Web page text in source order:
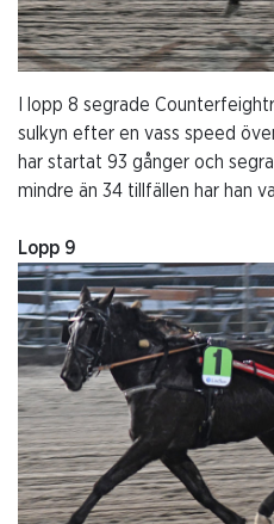
I lopp 8 segrade
sulkyn efter en vass speed
har startat 93 gånger och
mindre än 34 tillfällen har han
Lopp 9